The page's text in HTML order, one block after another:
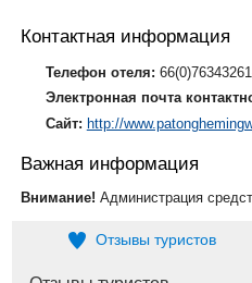
Контактная информация
Телефон отеля:
Электронная почта
Сайт: http://
Важная информация
Внимание! Администрация
Отзывы туристов